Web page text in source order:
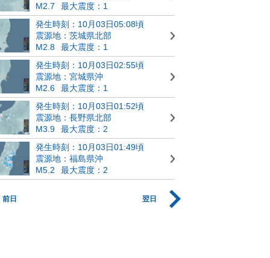
M2.7
最大震度：1
発生時刻：10月03日05:08頃
震源地：茨城県北部
M2.8
最大震度：1
発生時刻：10月03日02:55頃
震源地：宮城県沖
M2.6
最大震度：1
発生時刻：10月03日01:52頃
震源地：長野県北部
M3.9
最大震度：2
発生時刻：10月03日01:49頃
震源地：福島県沖
M5.2
最大震度：2
前日 翌日